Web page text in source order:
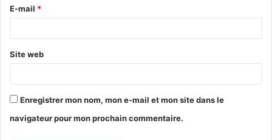
E-mail *
Site web
Enregistrer mon nom, mon e-mail et mon site dans le
navigateur pour mon prochain commentaire.